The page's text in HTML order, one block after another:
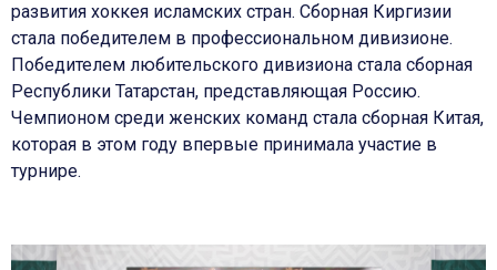
развития хоккея исламских стран. Сборная Киргизии
стала победителем в профессиональном дивизионе.
Победителем любительского дивизиона стала сборная
Республики Татарстан, представляющая Россию.
Чемпионом среди женских команд стала сборная Китая,
которая в этом году впервые принимала участие в
турнире.